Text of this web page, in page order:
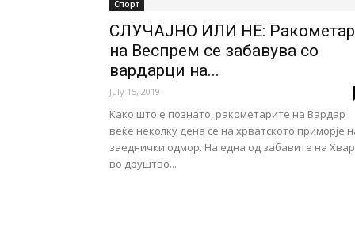
Спорт
СЛУЧАЈНО ИЛИ НЕ: Ракометар
на Веспрем се забавува со
вардарци на...
July 15, 2019
Како што е познато, ракометарите на Вардар
веќе неколку дена се на хрватското приморје
заеднички одмор. На една од забавите на
во друштво...